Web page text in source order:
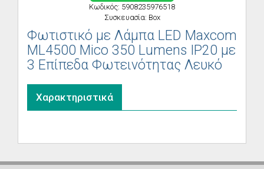
Κωδικός: 5908235976518
Συσκευασία: Box
Φωτιστικό με Λάμπα LED Maxcom
ML4500 Mico 350 Lumens IP20 με
3 Επίπεδα Φωτεινότητας Λευκό
Χαρακτηριστικά